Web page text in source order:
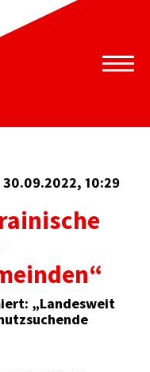
10:29
„Landesweit